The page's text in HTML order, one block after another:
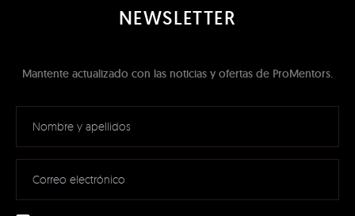
NEWSLETTER
Mantente actualizado con las noticias y ofertas de ProMentors.